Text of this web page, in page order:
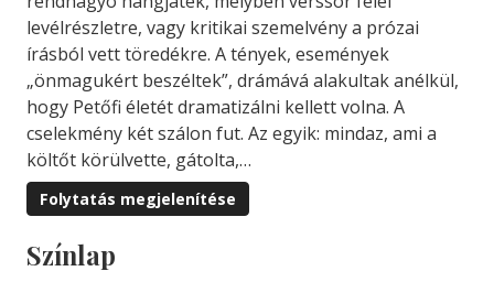
levélrészletre, vagy kritikai szemelvény a prózai
írásból vett töredékre. A tények, események
„önmagukért beszéltek”, drámává alakultak anélkül,
hogy Petőfi életét dramatizálni kellett volna. A
cselekmény két szálon fut. Az egyik: mindaz, ami a
költőt körülvette, gátolta,…
Folytatás megjelenítése
Színlap